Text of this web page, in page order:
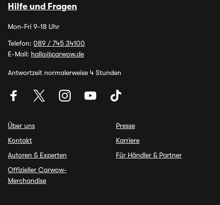
Hilfe und Fragen
Mon-Fri 9-18 Uhr
Telefon: 089 / 745 34100
E-Mail: hallo@carwow.de
Antwortzeit normalerweise 4 Stunden
Über uns
Kontakt
Autoren & Experten
Offizieller Carwow-
Merchandise
Presse
Karriere
Für Händler & Partner